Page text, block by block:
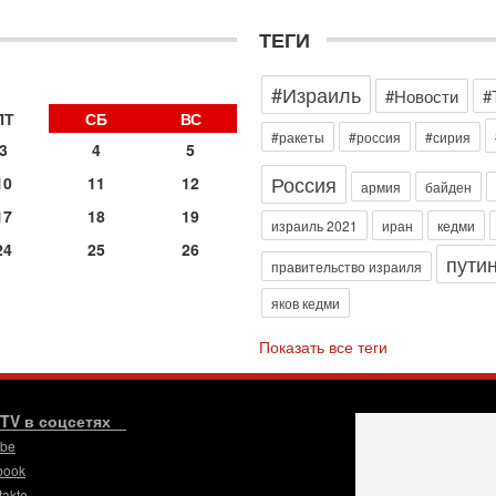
СБ
ВС
3 4
5
11
12
18
19
25
26
ТЕГИ
#Израиль
#Новости
#ракеты #россия #сирия
Россия армия байден
израиль 2021 иран кедми
правительство израиля путин
яков кедми
Показать все теги
в соцсетях